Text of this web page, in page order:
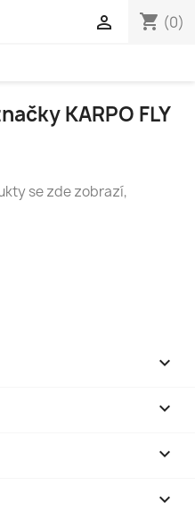
shopping_cart (0)

KARPO FLY
se zde zobrazí,



keyboard_arrow_down